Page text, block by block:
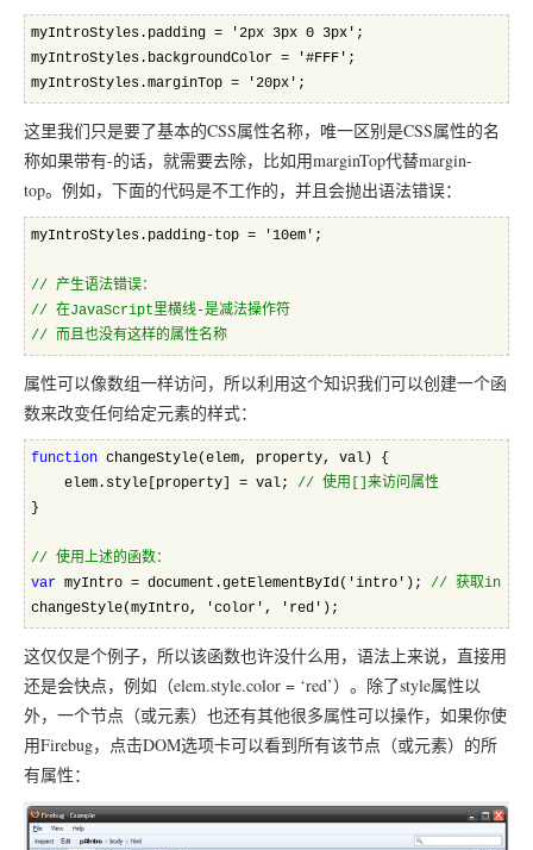
myIntroStyles.padding = '2px 3px 0 3px';
myIntroStyles.backgroundColor = '#FFF';
myIntroStyles.marginTop = '20px';
这里我们只是要了基本的CSS属性名称，唯一区别是CSS属性的名
称如果带有-的话，就需要去除，比如用marginTop代替margin-
top。例如，下面的代码是不工作的，并且会抛出语法错误：
myIntroStyles.padding-top = '10em';
// 产生语法错误：
// 在JavaScript里横线-是减法操作符
// 而且也没有这样的属性名称
属性可以像数组一样访问，所以利用这个知识我们可以创建一个函
数来改变任何给定元素的样式：
function changeStyle(elem, property, val) {
    elem.style[property] = val;
// 使用[]来访问属性
}
// 使用上述的函数：
var myIntro = document.getElementById('intro'); // 获取intro
changeStyle(myIntro, 'color', 'red');
这仅仅是个例子，所以该函数也许没什么用，语法上来说，直接用
还是会快点，例如（elem.style.color = ‘red’）。除了style属性以
外，一个节点（或元素）也还有其他很多属性可以操作，如果你使
用Firebug，点击DOM选项卡可以看到所有该节点（或元素）的所
有属性：